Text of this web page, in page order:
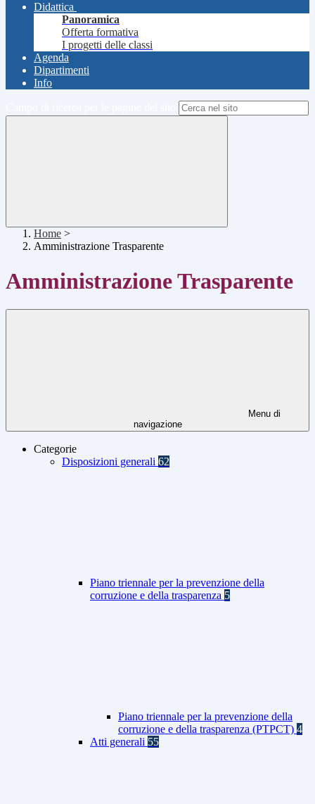
Didattica
Panoramica
Offerta formativa
I progetti delle classi
Agenda
Dipartimenti
Info
Home >
Amministrazione Trasparente
Amministrazione Trasparente
Menu di
navigazione
Categorie
Disposizioni generali 62
Piano triennale per la prevenzione della
corruzione e della trasparenza 5
Piano triennale per la prevenzione della
corruzione e della trasparenza (PTPCT) 4
Atti generali 55